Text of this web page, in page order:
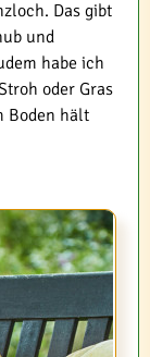
Das gibt
und
habe ich
oder Gras
Boden hält